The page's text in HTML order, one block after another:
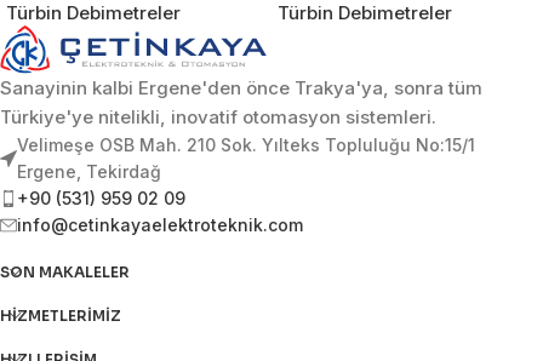
Türbin Debimetreler Türbin Debimetreler
Sanayinin kalbi Ergene'den önce Trakya'ya, sonra tüm
Türkiye'ye nitelikli, inovatif otomasyon sistemleri.
Velimeşe OSB Mah. 210 Sok. Yılteks Topluluğu No:15/1
Ergene, Tekirdağ
+90 (531) 959 02 09
info@cetinkayaelektroteknik.com
SON MAKALELER
HIZMETLERIMIZ